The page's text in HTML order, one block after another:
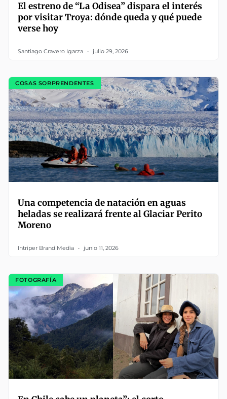
El estreno de “La Odisea” dispara el interés
por visitar Troya: dónde queda y qué puede
verse hoy
Santiago Cravero Igarza julio 29, 2026
COSAS SORPRENDENTES
Una competencia de natación en aguas
heladas se realizará frente al Glaciar Perito
Moreno
Intriper Brand Media junio 11, 2026
FOTOGRAFÍA